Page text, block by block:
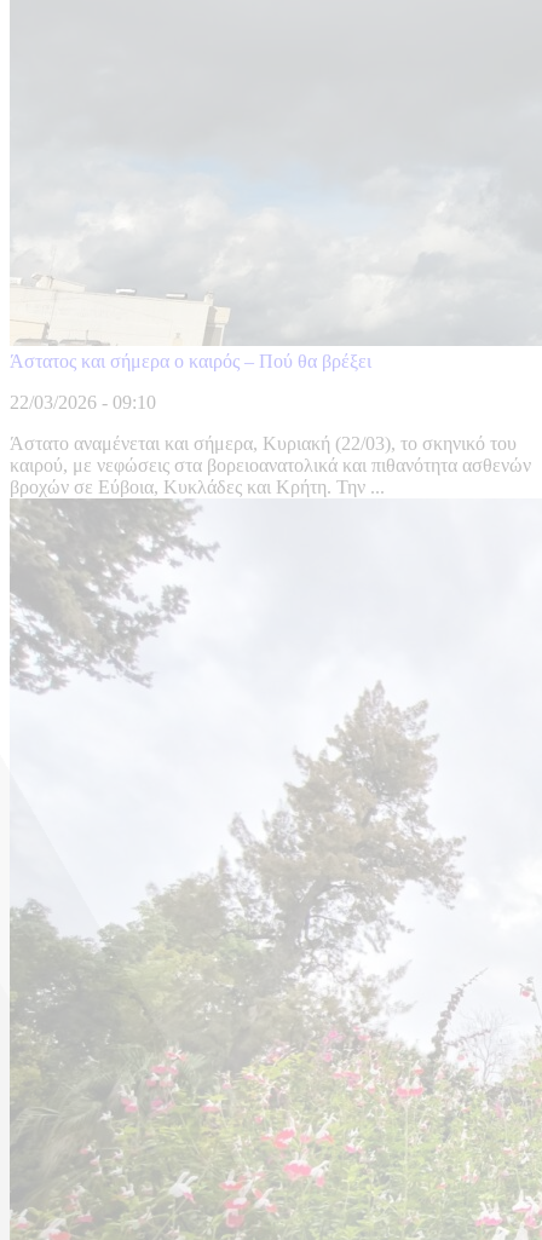
Άστατος και σήμερα ο καιρός – Πού θα βρέξει
22/03/2026 - 09:10
Άστατο αναμένεται και σήμερα, Κυριακή (22/03), το σκηνικό του
καιρού, με νεφώσεις στα βορειοανατολικά και πιθανότητα ασθενών
βροχών σε Εύβοια, Κυκλάδες και Κρήτη. Την ...